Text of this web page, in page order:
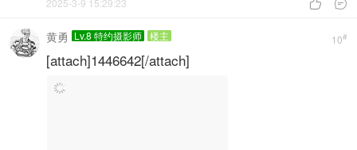
[attach]1446642[/attach]